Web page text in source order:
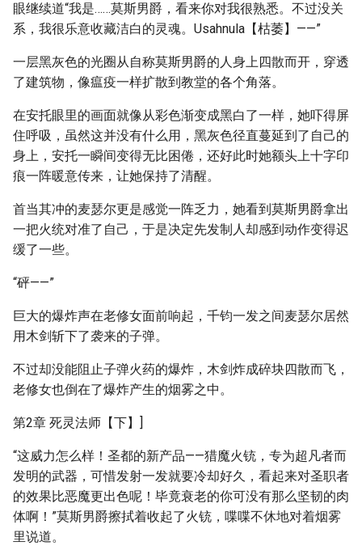
眼继续道“我是……莫斯男爵，看来你对我很熟悉。不过没关
系，我很乐意收藏洁白的灵魂。Usahnula【枯萎】——”
一层黑灰色的光圈从自称莫斯男爵的人身上四散而开，穿透
了建筑物，像瘟疫一样扩散到教堂的各个角落。
在安托眼里的画面就像从彩色渐变成黑白了一样，她吓得屏
住呼吸，虽然这并没有什么用，黑灰色径直蔓延到了自己的
身上，安托一瞬间变得无比困倦，还好此时她额头上十字印
痕一阵暖意传来，让她保持了清醒。
首当其冲的麦瑟尔更是感觉一阵乏力，她看到莫斯男爵拿出
一把火统对准了自己，于是决定先发制人却感到动作变得迟
缓了一些。
“砰——”
巨大的爆炸声在老修女面前响起，千钧一发之间麦瑟尔居然
用木剑斩下了袭来的子弹。
不过却没能阻止子弹火药的爆炸，木剑炸成碎块四散而飞，
老修女也倒在了爆炸产生的烟雾之中。
第2章 死灵法师【下】]
“这威力怎么样！圣都的新产品——猎魔火铳，专为超凡者而
发明的武器，可惜发射一发就要冷却好久，看起来对圣职者
的效果比恶魔更出色呢！毕竟衰老的你可没有那么坚韧的肉
体啊！”莫斯男爵擦拭着收起了火铳，喋喋不休地对着烟雾
里说道。